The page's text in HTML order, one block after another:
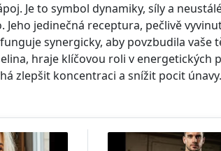
Je to symbol dynamiky, síly a
jedinečná receptura, pečlivě
synergicky, aby povzbudila vaše
hraje klíčovou roli v energetických
zlepšit koncentraci a snížit pocit